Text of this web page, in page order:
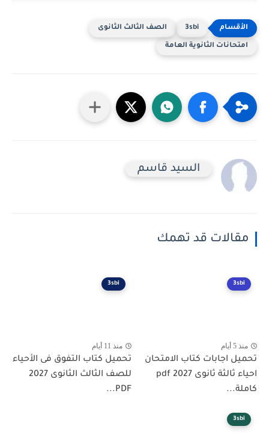
3sbi الصف الثالث الثانوى
الثانوية العامة
السيد قاسم
قد تهمك
اجابات كتاب الامتحان
احياء ثالثة ثانوى 2027 pdf
تحميل كتاب التفوق فى الأحياء
للصف الثالث الثانوى 2027